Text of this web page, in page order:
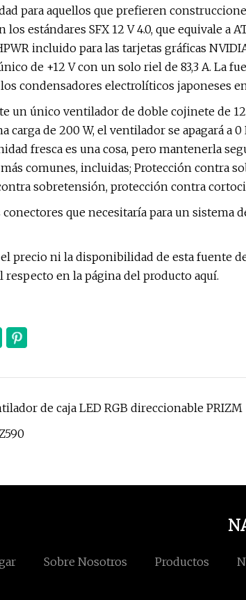
para aquellos que prefieren
estándares SFX 12 V 4.0, que equivale a
incluido para las tarjetas gráficas
de +12 V con un solo riel de 83,3 A. La
condensadores electrolíticos japoneses
un único ventilador de doble cojinete de
carga de 200 W, el ventilador se apagará a
fresca es una cosa, pero mantenerla
comunes, incluidas; Protección contra
sobretensión, protección contra
que necesitaría para un sistema
precio ni la disponibilidad de esta fuente
en la página del producto aquí.
de caja LED RGB direccionable PRIZM
Sobre Nosotros Productos